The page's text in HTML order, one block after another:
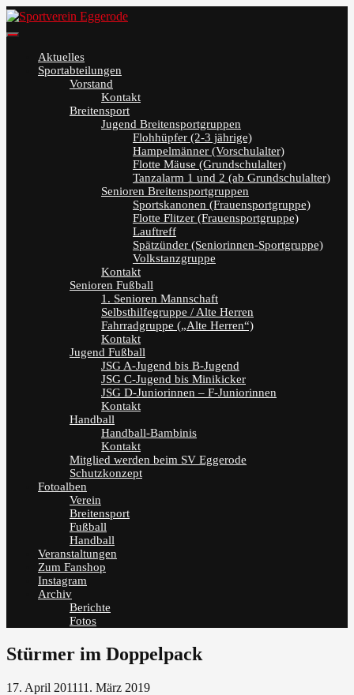
Skip
to
Aktuelles
Sportabteilungen
Vorstand
Kontakt
Breitensport
Jugend Breitensportgruppen
Flohhüpfer (2-3 jährige)
Hampelmänner (Vorschulalter)
Flotte Mäuse (Grundschulalter)
Tanzalarm 1 und 2 (ab Grundschulalter)
Senioren Breitensportgruppen
Sportskanonen (Frauensportgruppe)
Flotte Flitzer (Frauensportgruppe)
Lauftreff
Spätzünder (Seniorinnen-Sportgruppe)
Volkstanzgruppe
Kontakt
Senioren Fußball
1. Senioren Mannschaft
Selbsthilfegruppe / Alte Herren
Fahrradgruppe („Alte Herren“)
Kontakt
Jugend Fußball
JSG A-Jugend bis B-Jugend
JSG C-Jugend bis Minikicker
JSG D-Juniorinnen – F-Juniorinnen
Kontakt
Handball
Handball-Bambinis
Kontakt
Mitglied werden beim SV Eggerode
Schutzkonzept
Fotoalben
Verein
Breitensport
Fußball
Handball
Veranstaltungen
Zum Fanshop
Instagram
Archiv
Berichte
Fotos
Stürmer im Doppelpack
17. April 201111. März 2019